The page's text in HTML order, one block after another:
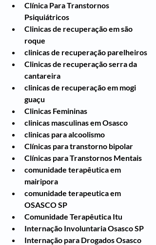
Clínica Para Transtornos
Psiquiátricos
Clinicas de recuperação em são
roque
clinicas de recuperação parelheiros
Clinicas de recuperação serra da
cantareira
clinicas de recuperação em mogi
guaçu
Clinicas Femininas
clinicas masculinas em Osasco
clinicas para alcoolismo
Clínicas para transtorno bipolar
Clínicas para Transtornos Mentais
comunidade terapêutica em
mairipora
comunidade terapeutica em
OSASCO SP
Comunidade Terapêutica Itu
Internação Involuntaria Osasco SP
Internação para Drogados Osasco